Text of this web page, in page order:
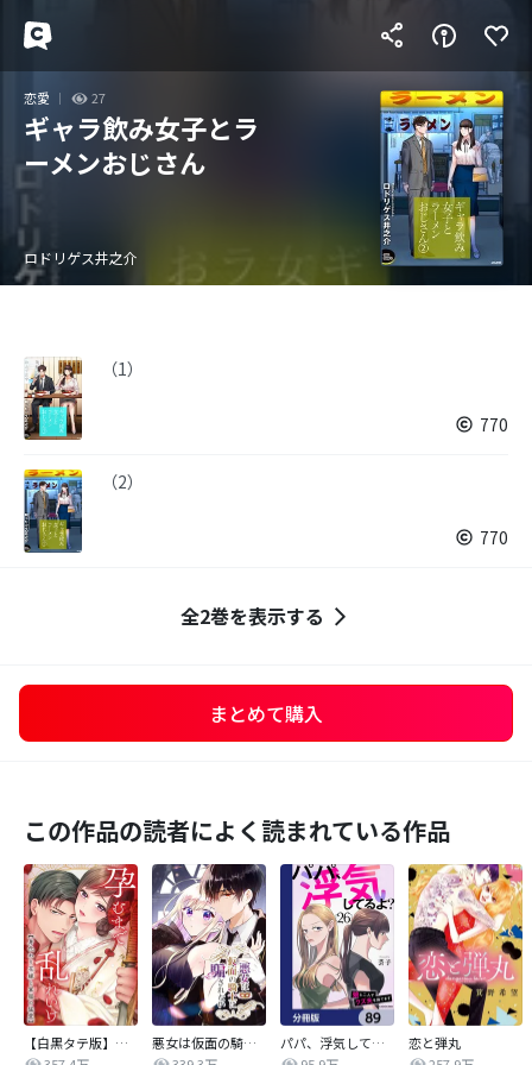
恋愛 27
ギャラ飲み女子とラ
ーメンおじさん
ロドリゲス井之介
（1）
770
（2）
770
全2巻を表示する
まとめて購入
この作品の読者によく読まれている作品
【白黒タテ版】孕むまで乱れいけ～身代わり花嫁と軍服の猛愛
悪女は仮面の騎士に騙されない
パパ、浮気してるよ？娘と二人でクズ夫を捨てます【分冊版】
恋と弾丸